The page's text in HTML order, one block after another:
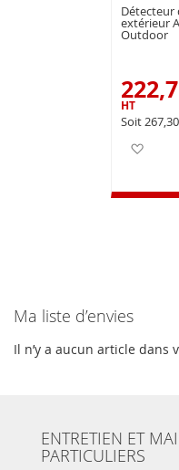
extérieur
Outdoor
Ma liste d’envies
Il n’y a aucun article dans
ENTRETIEN ET
PARTICULIERS